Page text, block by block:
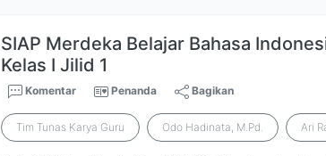
SIAP Merdeka Belajar Bahasa
Kelas I Jilid 1
Komentar Penanda Bagikan
Tim Tunas Karya Guru Odo Hadinata, M.Pd. Ari